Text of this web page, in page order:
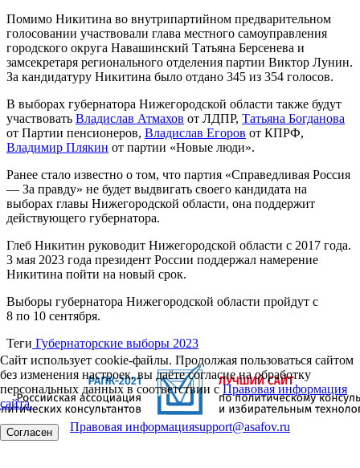
Помимо Никитина во внутрипартийном предварительном
голосовании участвовали глава местного самоуправления
городского округа Навашинский Татьяна Берсенева и
замсекретаря регионального отделения партии Виктор Лунин.
За кандидатуру Никитина было отдано 345 из 354 голосов.
В выборах губернатора Нижегородской области также будут
участвовать Владислав Атмахов от ЛДПР, Татьяна Богданова
от Партии пенсионеров, Владислав Егоров от КПРФ,
Владимир Плякин от партии «Новые люди».
Ранее стало известно о том, что партия «Справедливая Россия
— За правду» не будет выдвигать своего кандидата на
выборах главы Нижегородской области, она поддержит
действующего губернатора.
Глеб Никитин руководит Нижегородской области с 2017 года.
3 мая 2023 года президент России поддержал намерение
Никитина пойти на новый срок.
Выборы губернатора Нижегородской области пройдут с
8 по 10 сентября.
Теги Губернаторские выборы 2023
Сайт использует cookie-файлы. Продолжая пользоваться сайтом
без изменения настроек, вы даёте согласие на обработку
персональных данных в соответствии сПравовая информация
сайта.
Согласен Правовая информацияsupport@asafov.ru